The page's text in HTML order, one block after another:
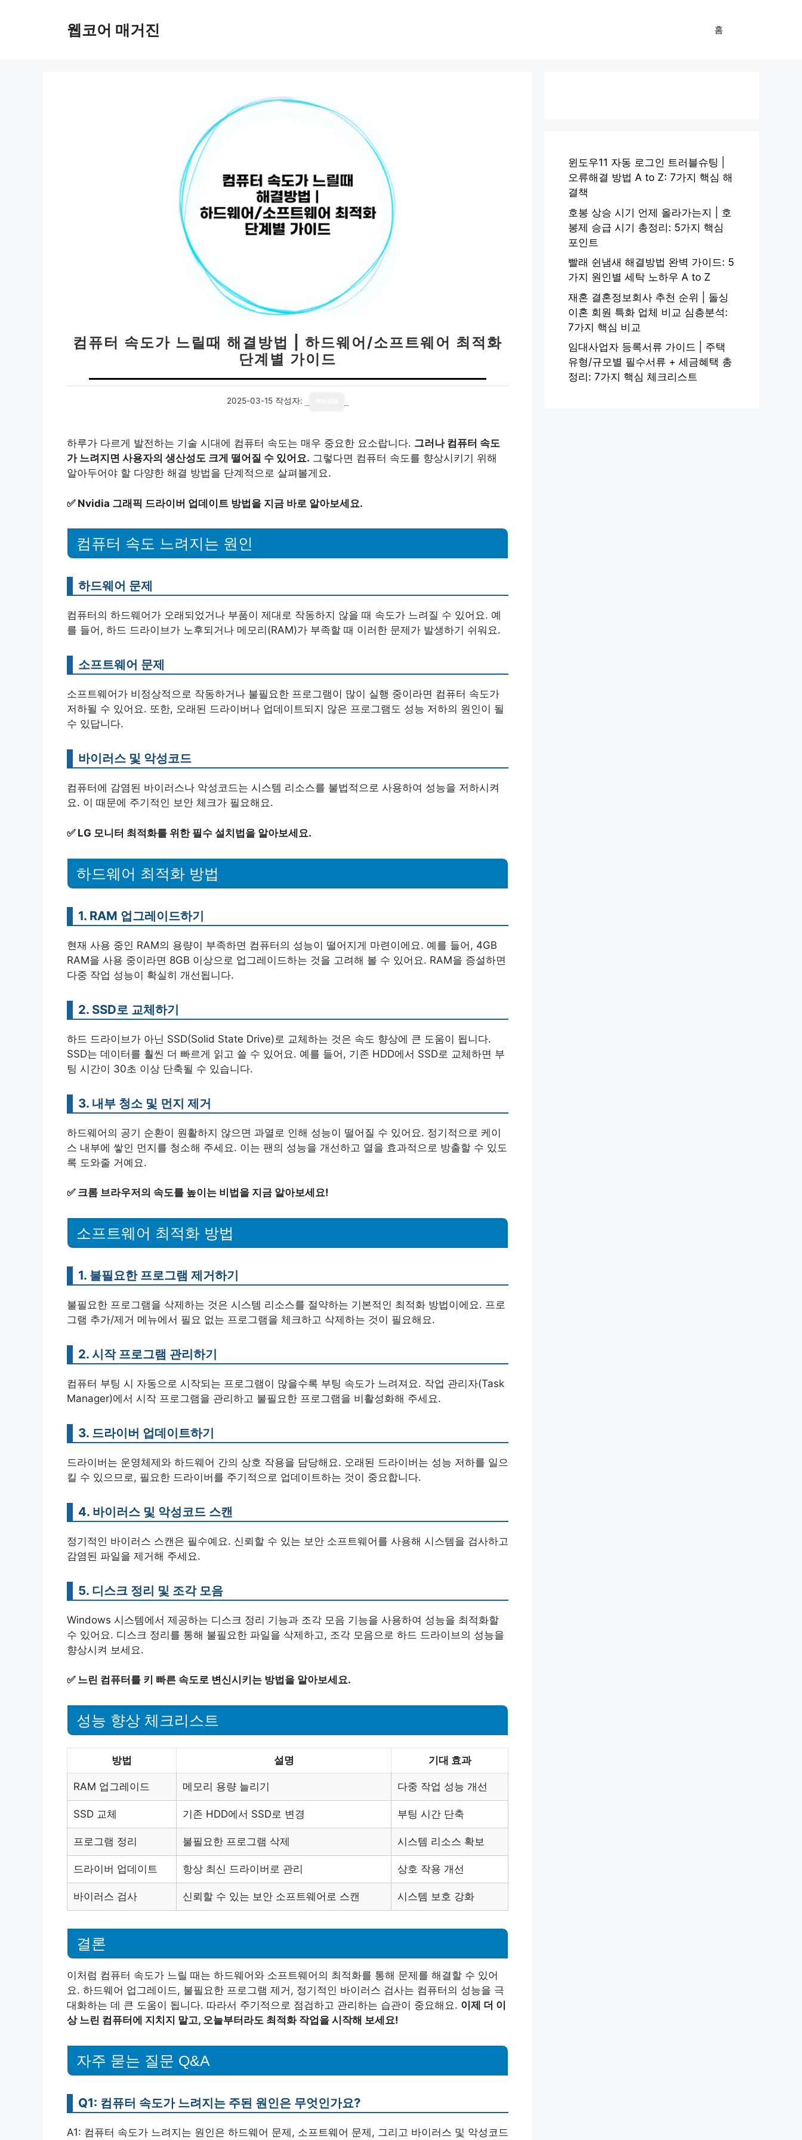
웹코어 매거진 홈
컴퓨터 속도가 느릴때 해결방법 | 하드웨어/소프트웨어 최적화
단계별 가이드
2025-03-15 작성자:
하루가 다르게 발전하는 기술 시대에 컴퓨터 속도는 매우 중요한 요소랍니다. 그러나 컴퓨터 속도
가 느려지면 사용자의 생산성도 크게 떨어질 수 있어요. 그렇다면 컴퓨터 속도를 향상시키기 위해
알아두어야 할 다양한 해결 방법을 단계적으로 살펴볼게요.
✅ Nvidia 그래픽 드라이버 업데이트 방법을 지금 바로 알아보세요.
컴퓨터 속도 느려지는 원인
하드웨어 문제
컴퓨터의 하드웨어가 오래되었거나 부품이 제대로 작동하지 않을 때 속도가 느려질 수 있어요. 예
를 들어, 하드 드라이브가 노후되거나 메모리(RAM)가 부족할 때 이러한 문제가 발생하기 쉬워요.
소프트웨어 문제
소프트웨어가 비정상적으로 작동하거나 불필요한 프로그램이 많이 실행 중이라면 컴퓨터 속도가
저하될 수 있어요. 또한, 오래된 드라이버나 업데이트되지 않은 프로그램도 성능 저하의 원인이 될
수 있답니다.
바이러스 및 악성코드
컴퓨터에 감염된 바이러스나 악성코드는 시스템 리소스를 불법적으로 사용하여 성능을 저하시켜
요. 이 때문에 주기적인 보안 체크가 필요해요.
✅ LG 모니터 최적화를 위한 필수 설치법을 알아보세요.
하드웨어 최적화 방법
1. RAM 업그레이드하기
현재 사용 중인 RAM의 용량이 부족하면 컴퓨터의 성능이 떨어지게 마련이에요. 예를 들어, 4GB
RAM을 사용 중이라면 8GB 이상으로 업그레이드하는 것을 고려해 볼 수 있어요. RAM을 증설하면
다중 작업 성능이 확실히 개선됩니다.
2. SSD로 교체하기
하드 드라이브가 아닌 SSD(Solid State Drive)로 교체하는 것은 속도 향상에 큰 도움이 됩니다.
SSD는 데이터를 훨씬 더 빠르게 읽고 쓸 수 있어요. 예를 들어, 기존 HDD에서 SSD로 교체하면 부
팅 시간이 30초 이상 단축될 수 있습니다.
3. 내부 청소 및 먼지 제거
하드웨어의 공기 순환이 원활하지 않으면 과열로 인해 성능이 떨어질 수 있어요. 정기적으로 케이
스 내부에 쌓인 먼지를 청소해 주세요. 이는 팬의 성능을 개선하고 열을 효과적으로 방출할 수 있도
록 도와줄 거예요.
✅ 크롬 브라우저의 속도를 높이는 비법을 지금 알아보세요!
소프트웨어 최적화 방법
1. 불필요한 프로그램 제거하기
불필요한 프로그램을 삭제하는 것은 시스템 리소스를 절약하는 기본적인 최적화 방법이에요. 프로
그램 추가/제거 메뉴에서 필요 없는 프로그램을 체크하고 삭제하는 것이 필요해요.
2. 시작 프로그램 관리하기
컴퓨터 부팅 시 자동으로 시작되는 프로그램이 많을수록 부팅 속도가 느려져요. 작업 관리자(Task
Manager)에서 시작 프로그램을 관리하고 불필요한 프로그램을 비활성화해 주세요.
3. 드라이버 업데이트하기
드라이버는 운영체제와 하드웨어 간의 상호 작용을 담당해요. 오래된 드라이버는 성능 저하를 일으
킬 수 있으므로, 필요한 드라이버를 주기적으로 업데이트하는 것이 중요합니다.
4. 바이러스 및 악성코드 스캔
정기적인 바이러스 스캔은 필수예요. 신뢰할 수 있는 보안 소프트웨어를 사용해 시스템을 검사하고
감염된 파일을 제거해 주세요.
5. 디스크 정리 및 조각 모음
Windows 시스템에서 제공하는 디스크 정리 기능과 조각 모음 기능을 사용하여 성능을 최적화할
수 있어요. 디스크 정리를 통해 불필요한 파일을 삭제하고, 조각 모음으로 하드 드라이브의 성능을
향상시켜 보세요.
✅ 느린 컴퓨터를 키 빠른 속도로 변신시키는 방법을 알아보세요.
성능 향상 체크리스트
방법 설명 기대 효과
RAM 업그레이드 메모리 용량 늘리기 다중 작업 성능 개선
SSD 교체 기존 HDD에서 SSD로 변경 부팅 시간 단축
프로그램 정리 불필요한 프로그램 삭제 시스템 리소스 확보
드라이버 업데이트 항상 최신 드라이버로 관리 상호 작용 개선
바이러스 검사 신뢰할 수 있는 보안 소프트웨어로 스캔 시스템 보호 강화
결론
이처럼 컴퓨터 속도가 느릴 때는 하드웨어와 소프트웨어의 최적화를 통해 문제를 해결할 수 있어
요. 하드웨어 업그레이드, 불필요한 프로그램 제거, 정기적인 바이러스 검사는 컴퓨터의 성능을 극
대화하는 데 큰 도움이 됩니다. 따라서 주기적으로 점검하고 관리하는 습관이 중요해요. 이제 더 이
상 느린 컴퓨터에 지치지 말고, 오늘부터라도 최적화 작업을 시작해 보세요!
자주 묻는 질문 Q&A
Q1: 컴퓨터 속도가 느려지는 주된 원인은 무엇인가요?
A1: 컴퓨터 속도가 느려지는 원인은 하드웨어 문제, 소프트웨어 문제, 그리고 바이러스 및 악성코드
윈도우11 자동 로그인 트러블슈팅 |
오류해결 방법 A to Z: 7가지 핵심 해
결책
호봉 상승 시기 언제 올라가는지 | 호
봉제 승급 시기 총정리: 5가지 핵심
포인트
빨래 쉰냄새 해결방법 완벽 가이드: 5
가지 원인별 세탁 노하우 A to Z
재혼 결혼정보회사 추천 순위 | 돌싱
이혼 회원 특화 업체 비교 심층분석:
7가지 핵심 비교
임대사업자 등록서류 가이드 | 주택
유형/규모별 필수서류 + 세금혜택 총
정리: 7가지 핵심 체크리스트